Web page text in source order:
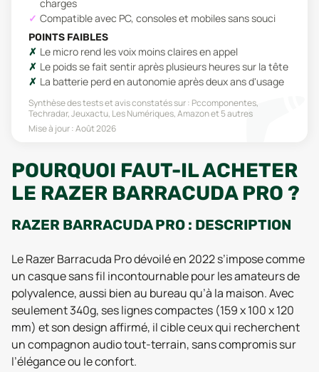
charges
Compatible avec PC, consoles et mobiles sans souci
POINTS FAIBLES
Le micro rend les voix moins claires en appel
Le poids se fait sentir après plusieurs heures sur la tête
La batterie perd en autonomie après deux ans d'usage
Synthèse des tests et avis constatés sur : Pccomponentes,
Techradar, Jeuxactu, Les Numériques, Amazonet 5 autres
Mise à jour :Août 2026
POURQUOI FAUT-IL ACHETER
LE RAZER BARRACUDA PRO ?
RAZER BARRACUDA PRO : DESCRIPTION
Le Razer Barracuda Pro dévoilé en 2022 s’impose comme
un casque sans fil incontournable pour les amateurs de
polyvalence, aussi bien au bureau qu’à la maison. Avec
seulement 340g, ses lignes compactes (159 x 100 x 120
mm) et son design affirmé, il cible ceux qui recherchent
un compagnon audio tout-terrain, sans compromis sur
l’élégance ou le confort.